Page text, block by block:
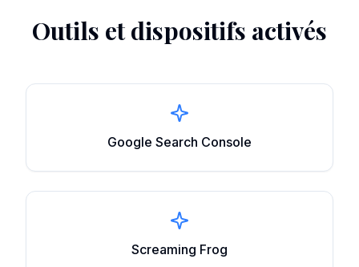
Outils et dispositifs activés
Google Search Console
Screaming Frog